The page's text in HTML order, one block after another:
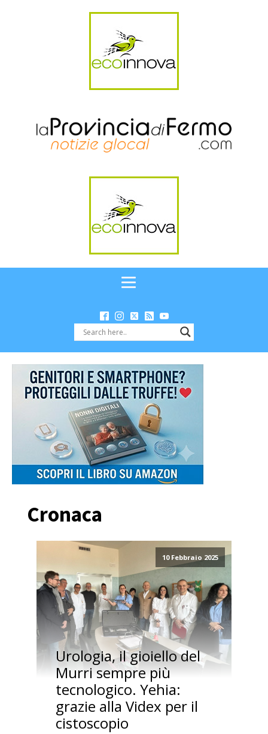
Cronaca
10 Febbraio 2025
Urologia, il gioiello del
Murri sempre più
tecnologico. Yehia:
grazie alla Videx per il
cistoscopio